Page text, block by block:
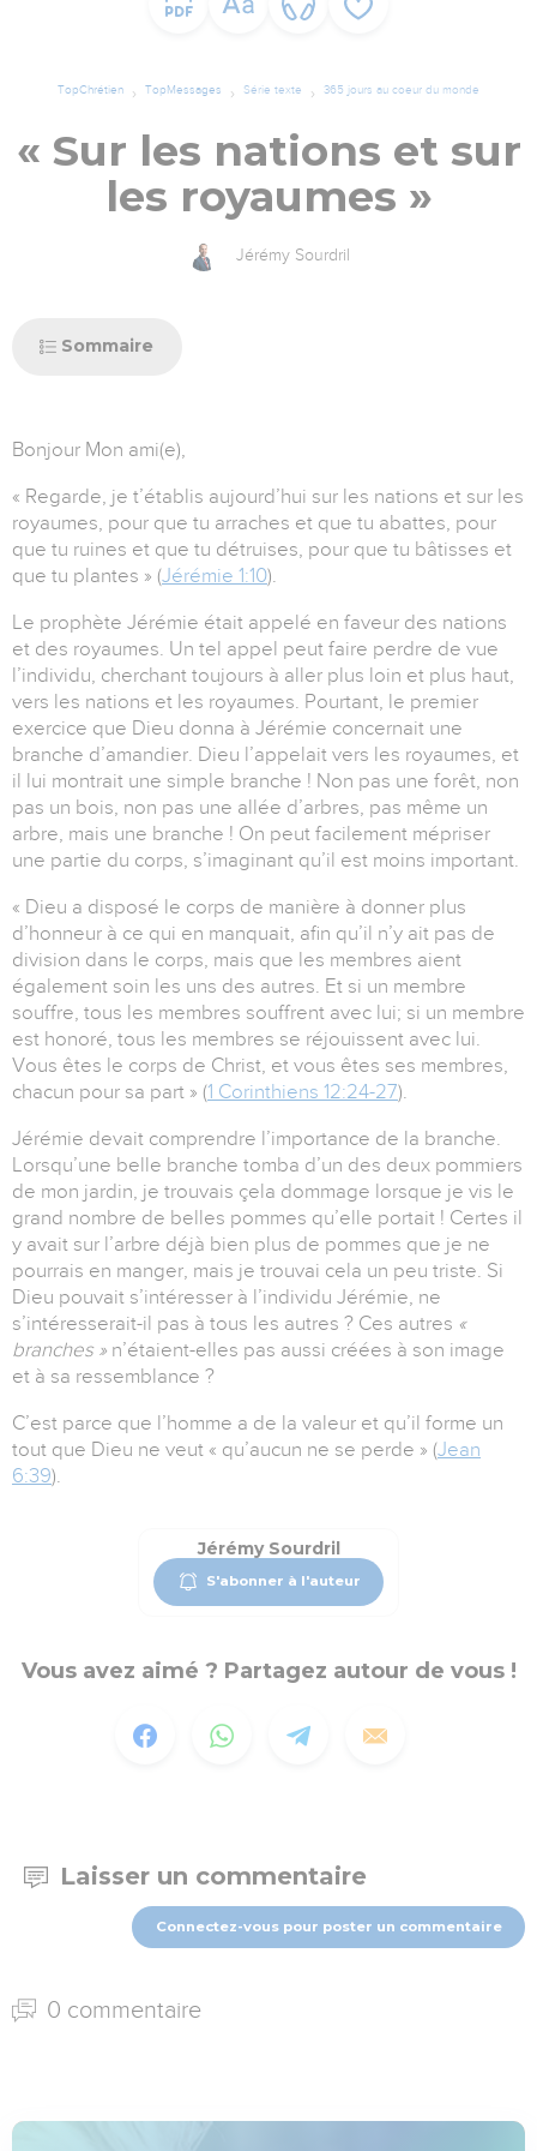
TopChrétien TopMessages Série texte 365 jours au coeur du monde
« Sur les nations et sur
les royaumes »
Jérémy Sourdril
Sommaire
Bonjour Mon ami(e),
« Regarde, je t’établis aujourd’hui sur les nations et sur les
royaumes, pour que tu arraches et que tu abattes, pour
que tu ruines et que tu détruises, pour que tu bâtisses et
que tu plantes » (Jérémie 1:10).
Le prophète Jérémie était appelé en faveur des nations
et des royaumes. Un tel appel peut faire perdre de vue
l’individu, cherchant toujours à aller plus loin et plus haut,
vers les nations et les royaumes. Pourtant, le premier
exercice que Dieu donna à Jérémie concernait une
branche d’amandier. Dieu l’appelait vers les royaumes, et
il lui montrait une simple branche ! Non pas une forêt, non
pas un bois, non pas une allée d’arbres, pas même un
arbre, mais une branche ! On peut facilement mépriser
une partie du corps, s’imaginant qu’il est moins important.
« Dieu a disposé le corps de manière à donner plus
d’honneur à ce qui en manquait, afin qu’il n’y ait pas de
division dans le corps, mais que les membres aient
également soin les uns des autres. Et si un membre
souffre, tous les membres souffrent avec lui; si un membre
est honoré, tous les membres se réjouissent avec lui.
Vous êtes le corps de Christ, et vous êtes ses membres,
chacun pour sa part » (1 Corinthiens 12:24-27).
Jérémie devait comprendre l’importance de la branche.
Lorsqu’une belle branche tomba d’un des deux pommiers
de mon jardin, je trouvais çela dommage lorsque je vis le
grand nombre de belles pommes qu’elle portait ! Certes il
y avait sur l’arbre déjà bien plus de pommes que je ne
pourrais en manger, mais je trouvai cela un peu triste. Si
Dieu pouvait s’intéresser à l’individu Jérémie, ne
s’intéresserait-il pas à tous les autres ? Ces autres «
branches » n’étaient-elles pas aussi créées à son image
et à sa ressemblance ?
C’est parce que l’homme a de la valeur et qu’il forme un
tout que Dieu ne veut « qu’aucun ne se perde » (Jean
6:39).
Jérémy Sourdril
S'abonner à l'auteur
Vous avez aimé ? Partagez autour de vous !
Laisser un commentaire
Connectez-vous pour poster un commentaire
0 commentaire